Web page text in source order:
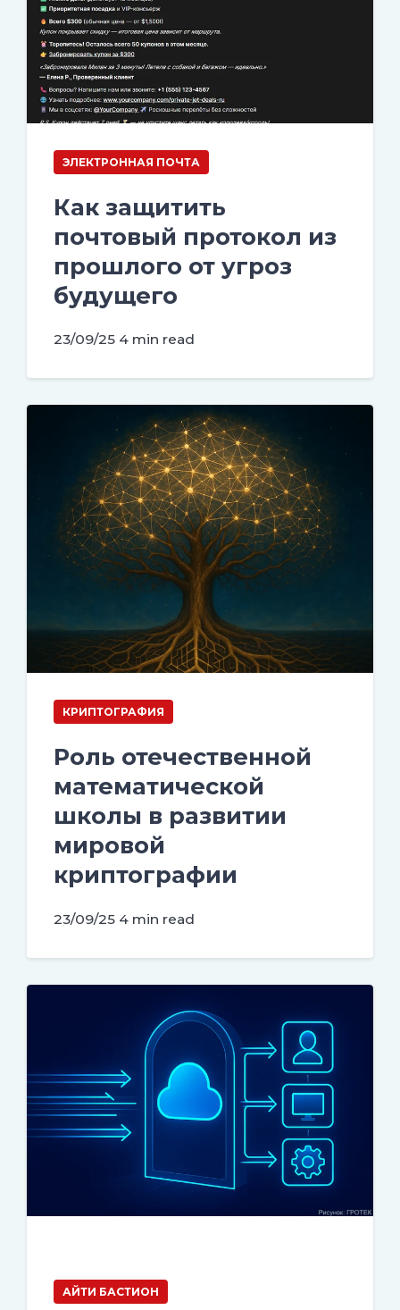
ЭЛЕКТРОННАЯ ПОЧТА
Как защитить
почтовый протокол из
прошлого от угроз
будущего
23/09/25 4 min read
КРИПТОГРАФИЯ
Роль отечественной
математической
школы в развитии
мировой
криптографии
23/09/25 4 min read
АЙТИ БАСТИОН